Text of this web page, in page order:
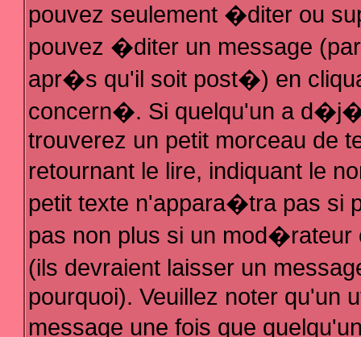
pouvez seulement �diter ou
pouvez �diter un message
apr�s qu'il soit post�) en
concern�. Si quelqu'un a
trouverez un petit morceau de
retournant le lire, indiquant le
petit texte n'appara�tra pas si
pas non plus si un
(ils devraient laisser un
pourquoi). Veuillez noter qu'un
message une fois que